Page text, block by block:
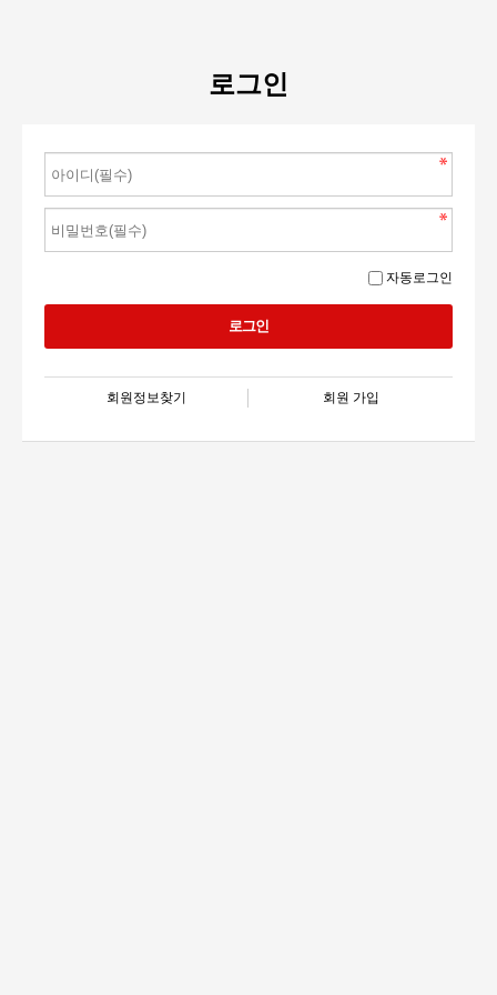
로그인
자동로그인
회원정보찾기 회원 가입